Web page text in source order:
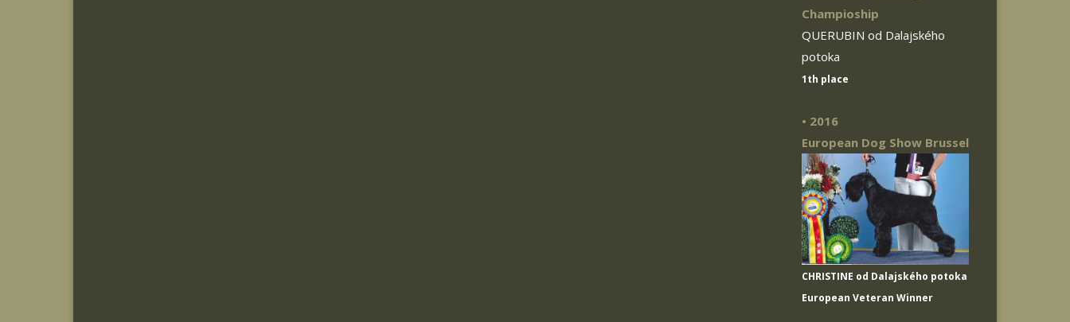
Champioship
QUERUBIN od Dalajského
potoka
1th place
• 2016
European Dog Show Brussel
CHRISTINE od Dalajského potoka
European Veteran Winner